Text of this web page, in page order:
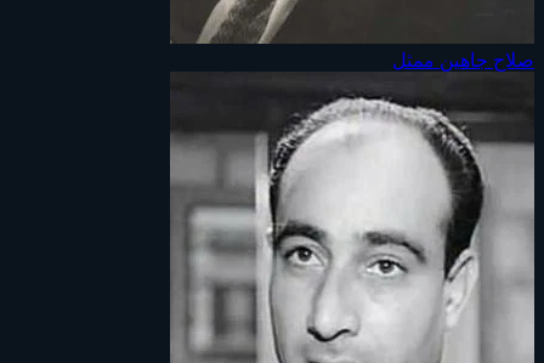
صلاح جاهين ممثل